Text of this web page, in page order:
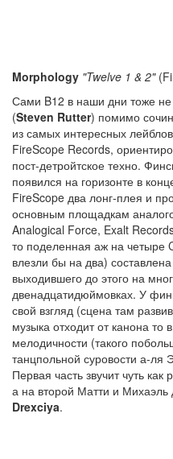
Morphology "Twelve 1 & 2"
Сами B12 в наши дни тоже не
(Steven Rutter) помимо
из самых интересных
FireScope Records,
пост-детройтское техно.
появился на горизонте в
FireScope два лонг-плея и
основным площадкам
Analogical Force, Exalt
то поделенная аж на четыре
влезли бы на два)
выходившего до этого на
двенадцатидюймовках. У
свой взгляд (сцена там
музыка отходит от канона то
мелодичности (такого
танцпольной суровости а-ля
Первая часть звучит чуть
а на второй Матти и
Drexciya.